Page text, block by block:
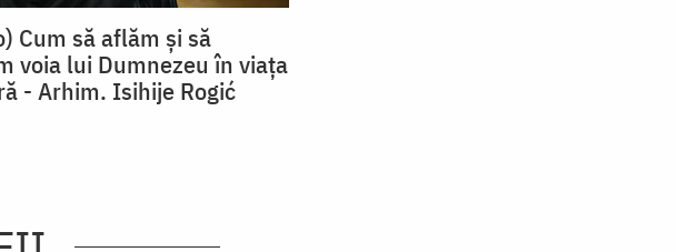
Cum să aflăm și să
voia lui Dumnezeu în viața
- Arhim. Isihije Rogić